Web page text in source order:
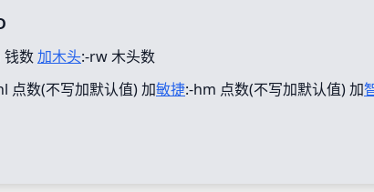
钱数加木头:-rw 木头数
点数(不写加默认值) 加敏捷:-hm 点数(不写加默认值) 加